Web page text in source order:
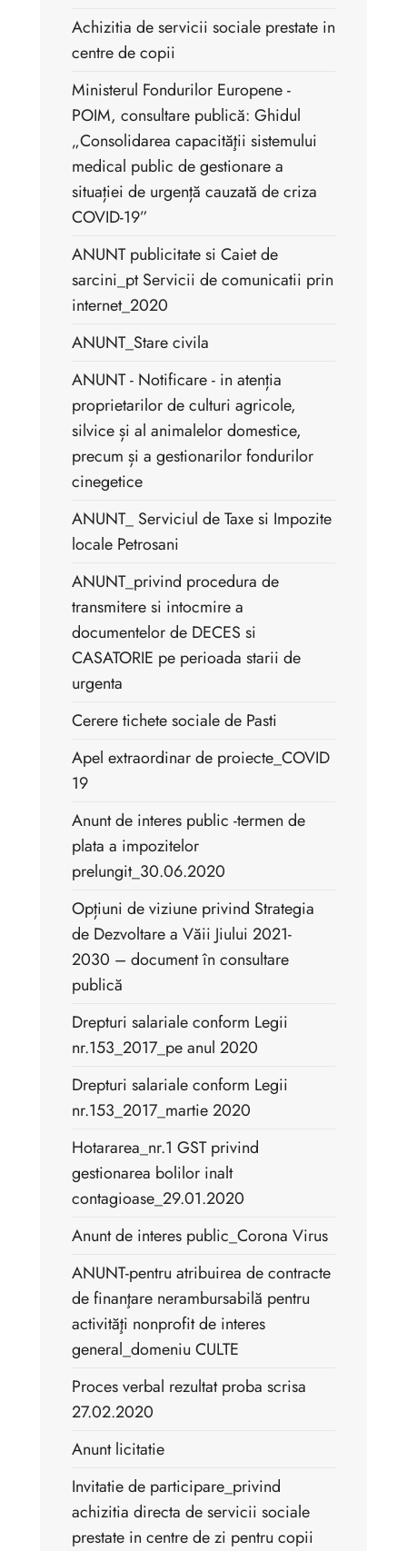
Achizitia de servicii sociale prestate in
centre de copii
Ministerul Fondurilor Europene -
POIM, consultare publică: Ghidul
„Consolidarea capacităţii sistemului
medical public de gestionare a
situației de urgență cauzată de criza
COVID-19”
ANUNT publicitate si Caiet de
sarcini_pt Servicii de comunicatii prin
internet_2020
ANUNT_Stare civila
ANUNT - Notificare - in atenția
proprietarilor de culturi agricole,
silvice și al animalelor domestice,
precum și a gestionarilor fondurilor
cinegetice
ANUNT_ Serviciul de Taxe si Impozite
locale Petrosani
ANUNT_privind procedura de
transmitere si intocmire a
documentelor de DECES si
CASATORIE pe perioada starii de
urgenta
Cerere tichete sociale de Pasti
Apel extraordinar de proiecte_COVID
19
Anunt de interes public -termen de
plata a impozitelor
prelungit_30.06.2020
Opțiuni de viziune privind Strategia
de Dezvoltare a Văii Jiului 2021-
2030 – document în consultare
publică
Drepturi salariale conform Legii
nr.153_2017_pe anul 2020
Drepturi salariale conform Legii
nr.153_2017_martie 2020
Hotararea_nr.1 GST privind
gestionarea bolilor inalt
contagioase_29.01.2020
Anunt de interes public_Corona Virus
ANUNT-pentru atribuirea de contracte
de finanţare nerambursabilă pentru
activităţi nonprofit de interes
general_domeniu CULTE
Proces verbal rezultat proba scrisa
27.02.2020
Anunt licitatie
Invitatie de participare_privind
achizitia directa de servicii sociale
prestate in centre de zi pentru copii